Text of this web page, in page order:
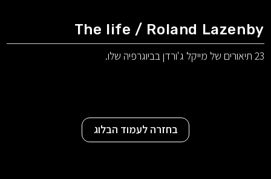
The life / Roland Lazenby
23 תיאורים של מייקל ג'ורדן בביוגרפיה שלו.
בחזרה לעמוד הבלוג